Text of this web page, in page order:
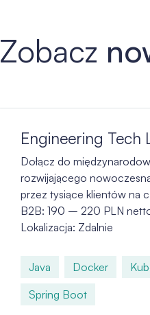
Zobacz
Engineering Tech
Dołącz do
rozwijającego
przez tysiące klientów na
B2B: 190 – 220 PLN
Lokalizacja: Zdalnie
Java Docker
Spring Boot